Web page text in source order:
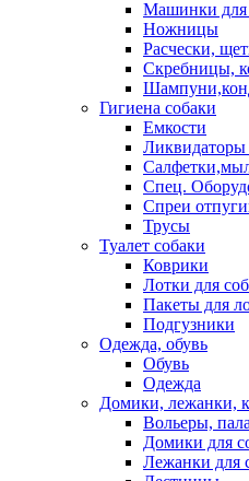
Машинки для
Ножницы
Расчески,
Скребницы,
Гигиена собаки
Емкости
Ликвидаторы
Спец.
Спреи
Трусы
Туалет собаки
Коврики
Лотки для
Пакеты для
Подгузники
Одежда, обувь
Обувь
Одежда
Домики, лежанки,
Вольеры,
Домики для
Лежанки для